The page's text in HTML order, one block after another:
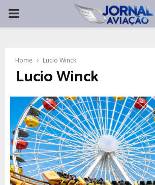
PRIMARY
Home Lucio Winck
Lucio Winck